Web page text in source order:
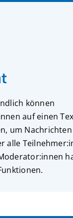
können
auf einen
um Nachrichten
alle